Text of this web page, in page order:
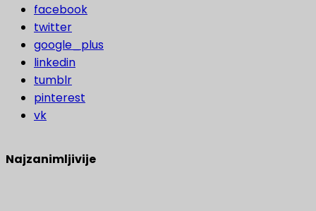
facebook
twitter
google_plus
linkedin
tumblr
pinterest
vk
Najzanimljivije